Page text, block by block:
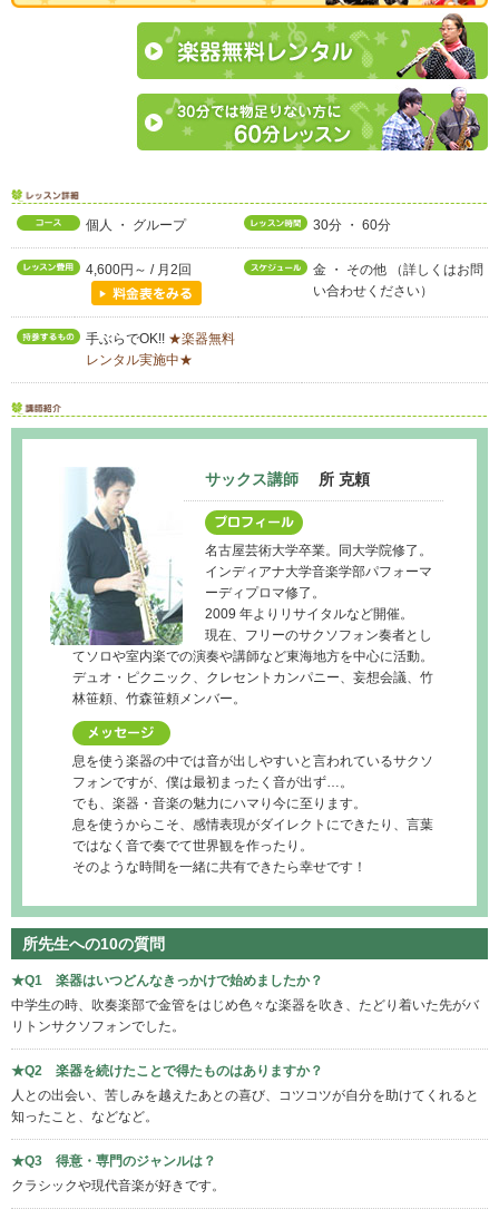
個人 ・ グループ 30分 ・ 60分
4,600円～ / 月2回
金 ・ その他 （詳しくはお問
い合わせください）
手ぶらでOK!! ★楽器無料
レンタル実施中★
サックス講師 所 克頼
名古屋芸術大学卒業。同大学院修了。
インディアナ大学音楽学部パフォーマ
ーディプロマ修了。
2009 年よりリサイタルなど開催。
現在、フリーのサクソフォン奏者とし
てソロや室内楽での演奏や講師など東海地方を中心に活動。
デュオ・ピクニック、クレセントカンパニー、妄想会議、竹
林笹頼、竹森笹頼メンバー。
息を使う楽器の中では音が出しやすいと言われているサクソ
フォンですが、僕は最初まったく音が出ず…。
でも、楽器・音楽の魅力にハマり今に至ります。
息を使うからこそ、感情表現がダイレクトにできたり、言葉
ではなく音で奏でて世界観を作ったり。
そのような時間を一緒に共有できたら幸せです！
所先生への10の質問
★Q1 楽器はいつどんなきっかけで始めましたか？
中学生の時、吹奏楽部で金管をはじめ色々な楽器を吹き、たどり着いた先がバ
リトンサクソフォンでした。
★Q2 楽器を続けたことで得たものはありますか？
人との出会い、苦しみを越えたあとの喜び、コツコツが自分を助けてくれると
知ったこと、などなど。
★Q3 得意・専門のジャンルは？
クラシックや現代音楽が好きです。